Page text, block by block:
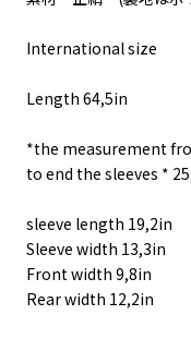
International size
Length 64,5in
*the measurement
to end the sleeves *
sleeve length 19,2in
Sleeve width 13,3in
Front width 9,8in
Rear width 12,2in